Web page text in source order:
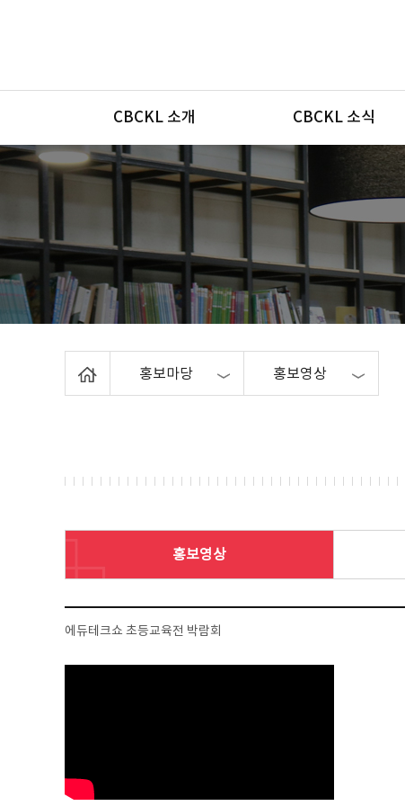
메뉴
CBCKL 소개 CBCKL 소식
홍보마당 홍보영상
홍보영상
에듀테크쇼 초등교육전 박람회